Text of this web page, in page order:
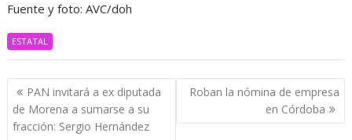
Fuente y foto: AVC/doh
ESTATAL
Navegación
de
entradas
PAN invitará a ex diputada
de Morena a sumarse a su
fracción: Sergio Hernández
Roban la nómina de empresa
en Córdoba